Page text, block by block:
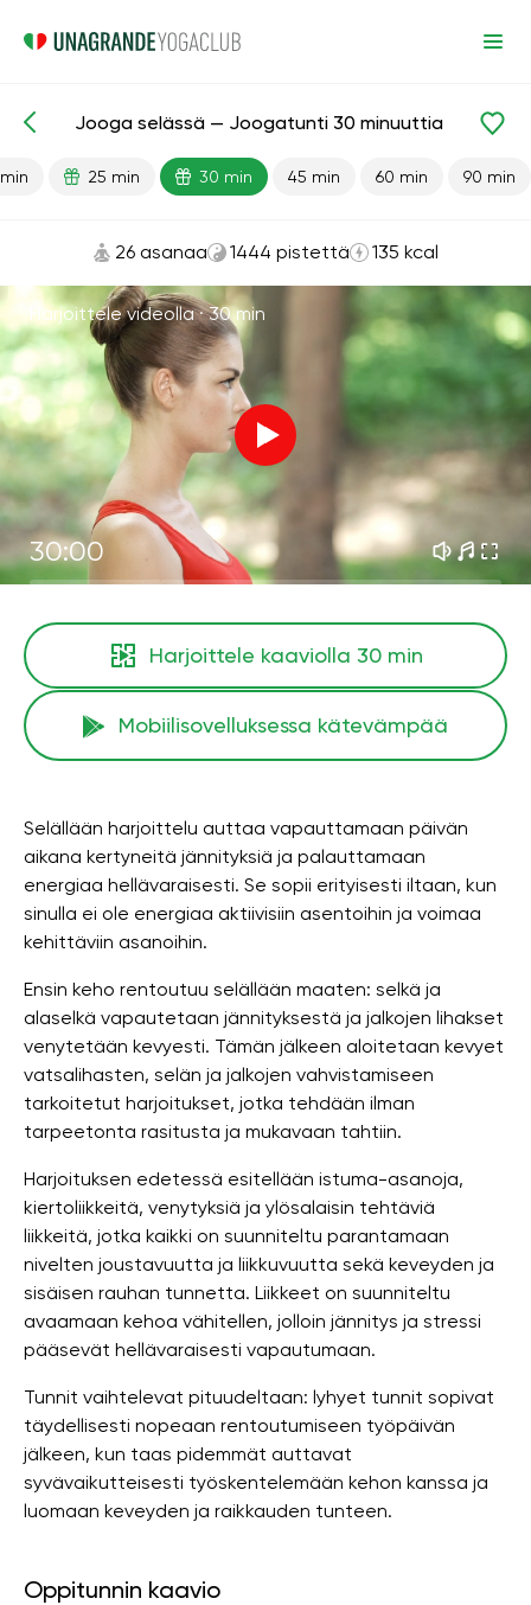
Valmiit oppitunnit Rentoutuminen
Jooga selässä — Joogatunti 30 minuuttia
25 min 30 min 45 min 60 min 90 min
26 asanaa 1444 pistettä 135 kcal
Harjoittele videolla ·30 min
30:00
Harjoittele kaaviolla 30 min
Mobiilisovelluksessa kätevämpää
Selällään harjoittelu auttaa vapauttamaan päivän
aikana kertyneitä jännityksiä ja palauttamaan
energiaa hellävaraisesti. Se sopii erityisesti iltaan, kun
sinulla ei ole energiaa aktiivisiin asentoihin ja voimaa
kehittäviin asanoihin.
Ensin keho rentoutuu selällään maaten: selkä ja
alaselkä vapautetaan jännityksestä ja jalkojen lihakset
venytetään kevyesti. Tämän jälkeen aloitetaan kevyet
vatsalihasten, selän ja jalkojen vahvistamiseen
tarkoitetut harjoitukset, jotka tehdään ilman
tarpeetonta rasitusta ja mukavaan tahtiin.
Harjoituksen edetessä esitellään istuma-asanoja,
kiertoliikkeitä, venytyksiä ja ylösalaisin tehtäviä
liikkeitä, jotka kaikki on suunniteltu parantamaan
nivelten joustavuutta ja liikkuvuutta sekä keveyden ja
sisäisen rauhan tunnetta. Liikkeet on suunniteltu
avaamaan kehoa vähitellen, jolloin jännitys ja stressi
pääsevät hellävaraisesti vapautumaan.
Tunnit vaihtelevat pituudeltaan: lyhyet tunnit sopivat
täydellisesti nopeaan rentoutumiseen työpäivän
jälkeen, kun taas pidemmät auttavat
syvävaikutteisesti työskentelemään kehon kanssa ja
luomaan keveyden ja raikkauden tunteen.
Oppitunnin kaavio